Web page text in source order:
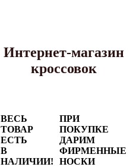
Интернет-магазин
кроссовок
ВЕСЬ
ТОВАР
ЕСТЬ
В
НАЛИЧИИ!
ПРИ
ПОКУПКЕ
ДАРИМ
ФИРМЕННЫЕ
НОСКИ